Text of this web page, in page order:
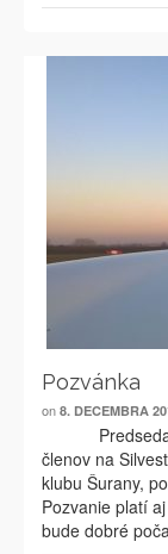
Pozvánka
on 8. DECEMBRA
Predseda
členov na
klubu Šurany,
Pozvanie platí
bude dobré